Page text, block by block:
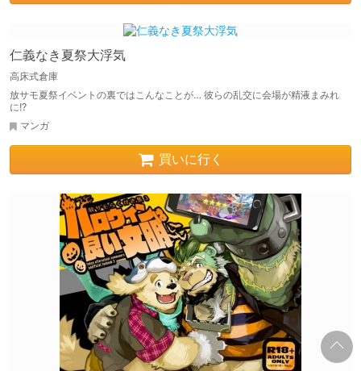
仁義なき夏祭大浮気
高床式倉庫
放サモ夏祭イベントの裏ではこんなことが… 彼らの乱交に会場が精液まみれ
に!?
マンガ
買いに行く